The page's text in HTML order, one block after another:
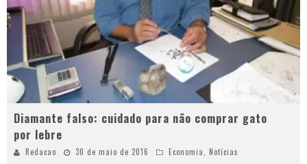
Diamante falso: cuidado para não comprar gato
por lebre
Redacao 30 de maio de 2016 Economia, Notícias